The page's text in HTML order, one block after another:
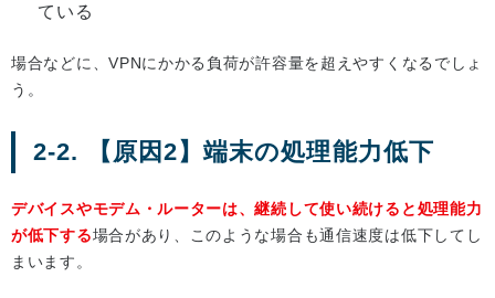
ている
場合などに、VPNにかかる負荷が許容量を超えやすくなるでしょ
う。
2-2. 【原因2】端末の処理能力低下
デバイスやモデム・ルーターは、継続して使い続けると処理能力
が低下する場合があり、このような場合も通信速度は低下してし
まいます。